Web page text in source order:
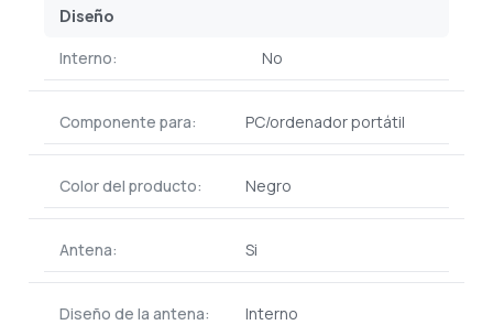
Diseño
Interno: No
Componente para: PC/ordenador portátil
Color del producto: Negro
Antena: Si
Diseño de la antena: Interno